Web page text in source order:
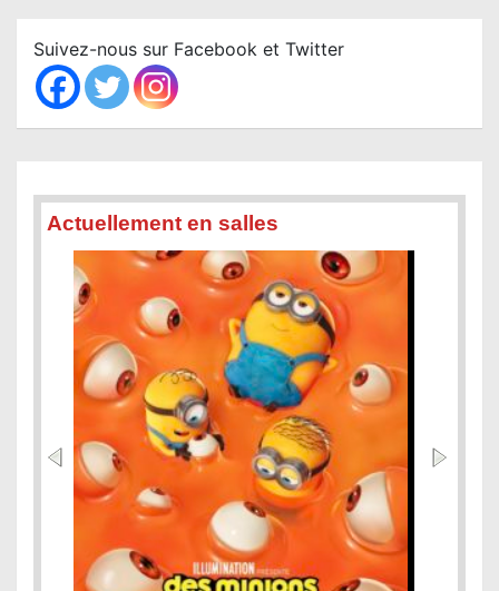
c
h
Suivez-nous sur Facebook et Twitter
Actuellement en salles